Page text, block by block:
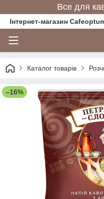
Все для
Інтернет-магазин
Каталог товарів
–16%